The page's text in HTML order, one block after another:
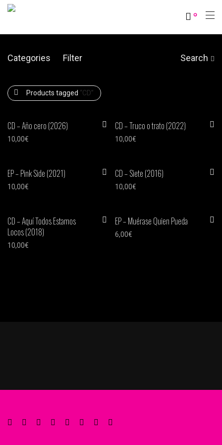
0
Categories Filter Search
Products tagged “CD”
CD – Año cero (2026)
10,00€
CD – Truco o trato (2022)
10,00€
EP – Pink Side (2021)
10,00€
CD – Siete (2016)
10,00€
CD – Aquí Todos Estamos
Locos (2018)
10,00€
EP – Muérase Quien Pueda
6,00€